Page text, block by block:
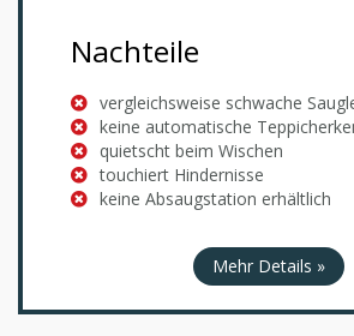
Nachteile
vergleichsweise schwache
keine automatische
quietscht beim Wischen
touchiert Hindernisse
keine Absaugstation erhältlich
Mehr Details »